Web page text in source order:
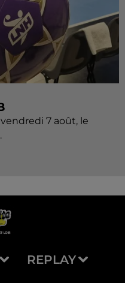
7 août, le
REPLAY